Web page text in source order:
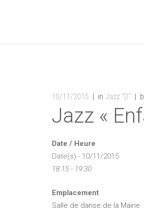
10/11/2015 in Jazz "D"
Jazz «
Date / Heure
Date(s) - 10/11/2015
18:15 - 19:30
Emplacement
Salle de danse de la Mairie